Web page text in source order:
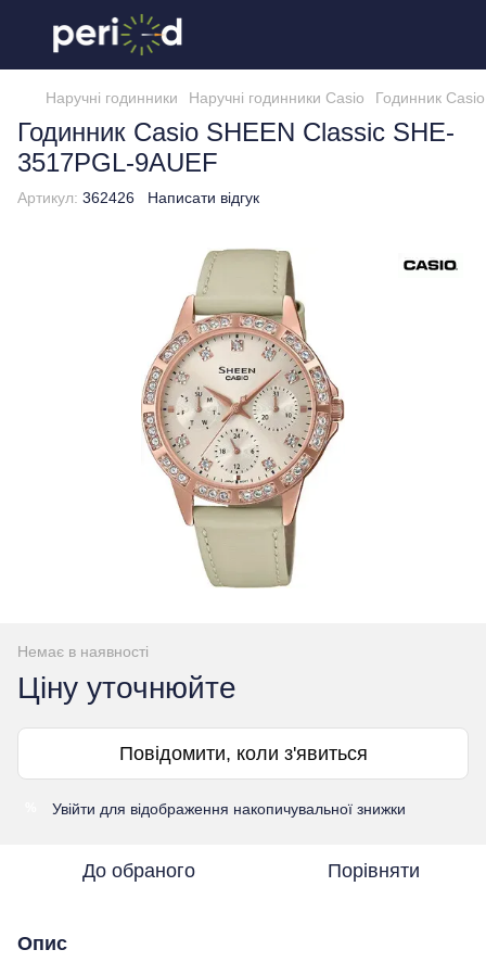
Наручні годинники Наручні годинники Casio Годинник
Годинник Casio SHEEN Classic SHE-
3517PGL-9AUEF
Артикул: 362426 Написати відгук
Немає в наявності
Ціну уточнюйте
Повідомити, коли з'явиться
Увійти для відображення накопичувальної знижки
До обраного Порівняти
Опис